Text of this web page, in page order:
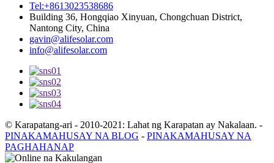
Tel:+8613023538686
Building 36, Hongqiao Xinyuan, Chongchuan District,
Nantong City, China
gavin@alifesolar.com
info@alifesolar.com
© Karapatang-ari - 2010-2021: Lahat ng Karapatan ay Nakalaan. -
PINAKAMAHUSAY NA BLOG - PINAKAMAHUSAY NA
PAGHAHANAP